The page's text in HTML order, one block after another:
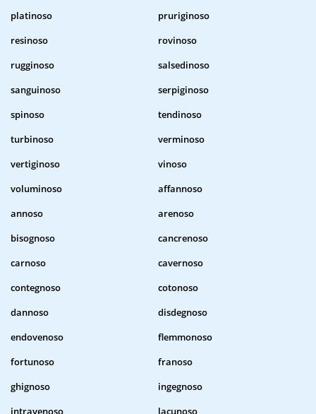
platinoso
pruriginoso
resinoso
rovinoso
rugginoso
salsedinoso
sanguinoso
serpiginoso
spinoso
tendinoso
turbinoso
verminoso
vertiginoso
vinoso
voluminoso
affannoso
annoso
arenoso
bisognoso
cancrenoso
carnoso
cavernoso
contegnoso
cotonoso
dannoso
disdegnoso
endovenoso
flemmonoso
fortunoso
franoso
ghignoso
ingegnoso
intravenoso
lacunoso